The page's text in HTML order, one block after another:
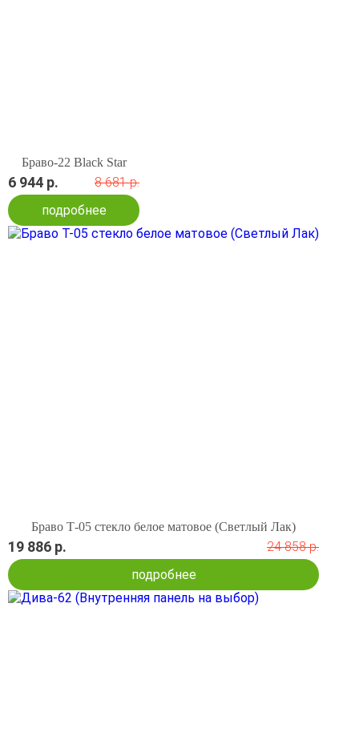
Браво-22 Black Star
6 944 р.
8 681 р.
подробнее
Браво Т-05 стекло белое матовое (Светлый Лак)
19 886 р.
24 858 р.
подробнее